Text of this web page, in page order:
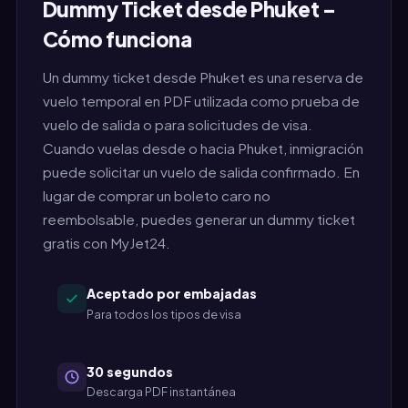
Dummy Ticket desde Phuket –
Cómo funciona
Un dummy ticket desde Phuket es una reserva de
vuelo temporal en PDF utilizada como prueba de
vuelo de salida o para solicitudes de visa.
Cuando vuelas desde o hacia Phuket, inmigración
puede solicitar un vuelo de salida confirmado. En
lugar de comprar un boleto caro no
reembolsable, puedes generar un dummy ticket
gratis con MyJet24.
Aceptado por embajadas
Para todos los tipos de visa
30 segundos
Descarga PDF instantánea